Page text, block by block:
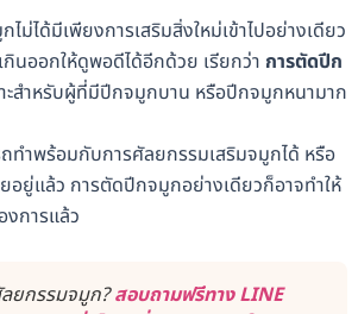
ม่ได้มีเพียงการเสริมสิ่งใหม่เข้าไปอย่างเดียว
นออกให้ดูพอดีได้อีกด้วย เรียกว่า การตัดปีก
ะสำหรับผู้ที่มีปีกจมูกบาน หรือปีกจมูกหนามาก
ทำพร้อมกับการศัลยกรรมเสริมจมูกได้ หรือ
ยู่แล้ว การตัดปีกจมูกอย่างเดียวก็อาจทำให้
การแล้ว
ยกรรมจมูก?สอบถามฟรีทาง LINE